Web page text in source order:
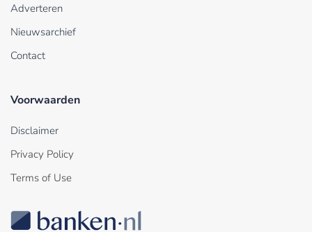
Adverteren
Nieuwsarchief
Contact
Voorwaarden
Disclaimer
Privacy Policy
Terms of Use